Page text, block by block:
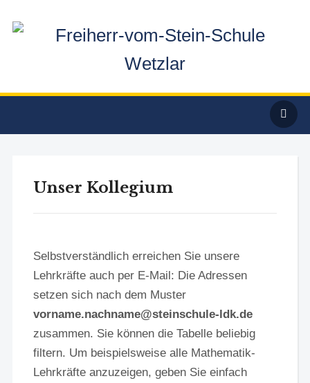
Unser Kollegium
Selbstverständlich erreichen Sie unsere
Lehrkräfte auch per E-Mail: Die Adressen
setzen sich nach dem Muster
vorname.nachname@steinschule-ldk.de
zusammen. Sie können die Tabelle beliebig
filtern. Um beispielsweise alle Mathematik-
Lehrkräfte anzuzeigen, geben Sie einfach